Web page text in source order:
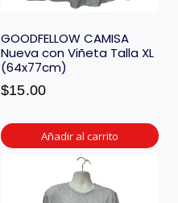
GOODFELLOW CAMISA
Nueva con Viñeta Talla XL
(64x77cm)
$15.00
Añadir al carrito